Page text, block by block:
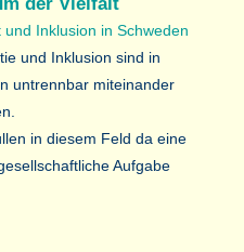
und Inklusion in Schweden
und Inklusion sind in
untrennbar miteinander
in diesem Feld da eine
Aufgabe